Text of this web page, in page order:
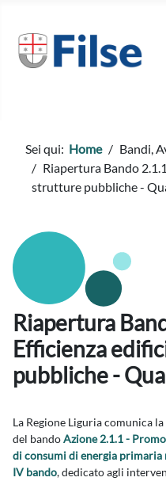
Sei qui: Home Bandi,
Riapertura Bando
strutture pubbliche -
Riapertura
Efficienza
pubbliche -
La Regione Liguria comunica
del bandoAzione 2.1.1 -
di consumi di energia
IV bando, dedicato agli